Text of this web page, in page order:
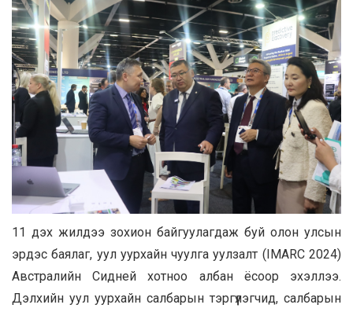
11 дэх жилдээ зохион байгуулагдаж буй олон улсын
эрдэс баялаг, уул уурхайн чуулга уулзалт (IMARC 2024)
Австралийн Сидней хотноо албан ёсоор эхэллээ.
Дэлхийн уул уурхайн салбарын тэргүүлэгчид, салбарын